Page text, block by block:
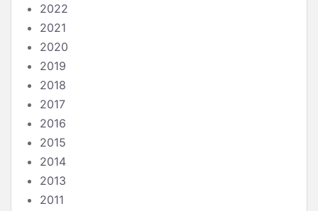
2022
2021
2020
2019
2018
2017
2016
2015
2014
2013
2011